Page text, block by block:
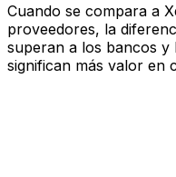
Cuando se compara a
proveedores, la
superan a los bancos y
significan más valor en